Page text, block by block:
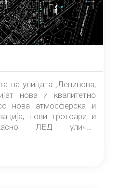
на улицата „Ленинова,
нова и квалитетно
нова атмосферска и
нови тротоари и
ЛЕД улично